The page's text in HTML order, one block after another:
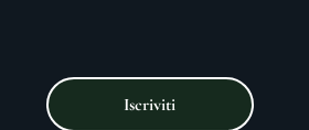
Iscriviti